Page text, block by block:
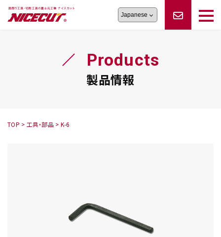
旋盤工具シリーズ
シリーズ
オーダー品依頼
フェイス・ショルダーシリーズかんたんオーダー
トラブルシューティング
ロックピンの逆ジメに注意
Products
製品情報
TOP > 工具・部品 > K-6